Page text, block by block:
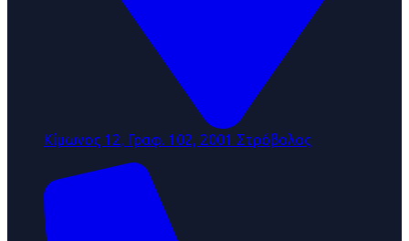
Κίμωνος 12, Γραφ. 102, 2001 Στρόβολος